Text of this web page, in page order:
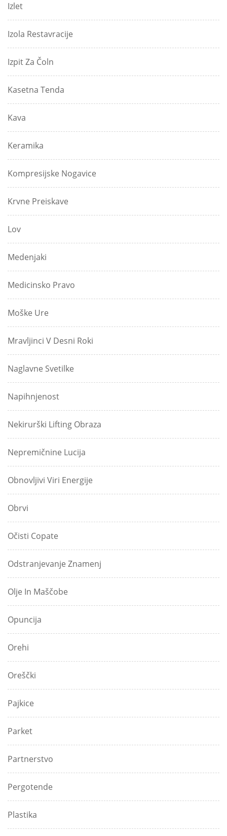
Izlet
Izola Restavracije
Izpit Za Čoln
Kasetna Tenda
Kava
Keramika
Kompresijske Nogavice
Krvne Preiskave
Lov
Medenjaki
Medicinsko Pravo
Moške Ure
Mravljinci V Desni Roki
Naglavne Svetilke
Napihnjenost
Nekirurški Lifting Obraza
Nepremičnine Lucija
Obnovljivi Viri Energije
Obrvi
Očisti Copate
Odstranjevanje Znamenj
Olje In Maščobe
Opuncija
Orehi
Oreščki
Pajkice
Parket
Partnerstvo
Pergotende
Plastika